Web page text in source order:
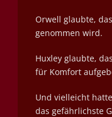
Orwell glaubte,
genommen wird.
Huxley glaubte,
für Komfort
Und vielleicht
das gefährlichste